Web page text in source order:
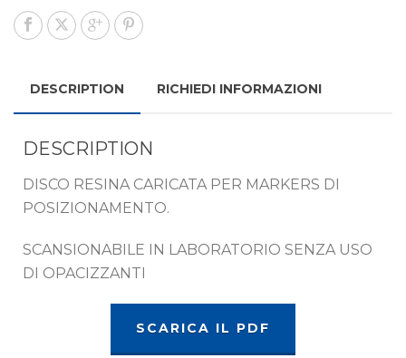
DESCRIPTION RICHIEDI INFORMAZIONI
DESCRIPTION
DISCO RESINA CARICATA PER MARKERS DI
POSIZIONAMENTO.
SCANSIONABILE IN LABORATORIO SENZA USO
DI OPACIZZANTI
SCARICA IL PDF